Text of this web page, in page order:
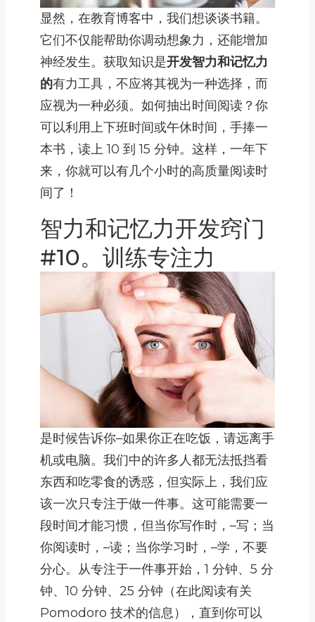
显然，在教育博客中，我们想谈谈书籍。
它们不仅能帮助你调动想象力，还能增加
神经发生。获取知识是开发智力和记忆力
的有力工具，不应将其视为一种选择，而
应视为一种必须。如何抽出时间阅读？你
可以利用上下班时间或午休时间，手捧一
本书，读上 10 到 15 分钟。这样，一年下
来，你就可以有几个小时的高质量阅读时
间了！
智力和记忆力开发窍门
#10。训练专注力
是时候告诉你–如果你正在吃饭，请远离手
机或电脑。我们中的许多人都无法抵挡看
东西和吃零食的诱惑，但实际上，我们应
该一次只专注于做一件事。这可能需要一
段时间才能习惯，但当你写作时，–写；当
你阅读时，–读；当你学习时，–学，不要
分心。从专注于一件事开始，1 分钟、5 分
钟、10 分钟、25 分钟（在此阅读有关
Pomodoro 技术的信息），直到你可以